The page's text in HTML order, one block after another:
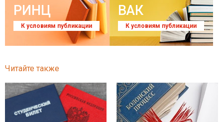
РИНЦ
К условиям публикации
ВАК
К условиям публикации
Читайте также